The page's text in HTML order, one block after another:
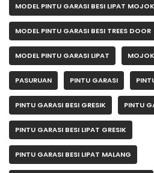
MODEL PINTU GARASI BESI LIPAT
MODEL PINTU GARASI BESI TREES DOOR
MODEL PINTU GARASI LIPAT
PASURUAN PINTU GARASI
PINTU GARASI BESI GRESIK PINTU
PINTU GARASI BESI LIPAT GRESIK
PINTU GARASI BESI LIPAT MALANG